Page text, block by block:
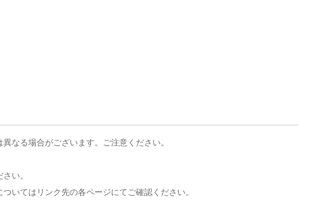
なる場合がございます。ご注意ください。
い。
いてはリンク先の各ページにてご確認ください。